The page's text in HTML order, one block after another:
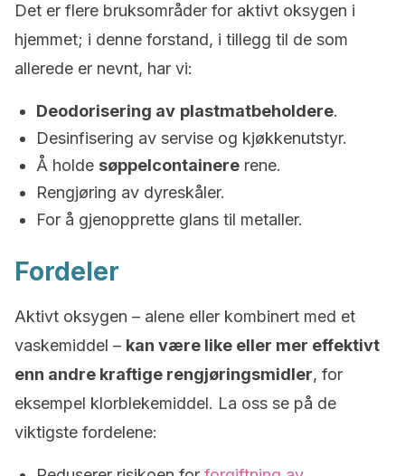
Det er flere bruksområder for aktivt oksygen i
hjemmet; i denne forstand, i tillegg til de som
allerede er nevnt, har vi:
Deodorisering av plastmatbeholdere.
Desinfisering av servise og kjøkkenutstyr.
Å holde søppelcontainere rene.
Rengjøring av dyreskåler.
For å gjenopprette glans til metaller.
Fordeler
Aktivt oksygen – alene eller kombinert med et
vaskemiddel – kan være like eller mer effektivt
enn andre kraftige rengjøringsmidler, for
eksempel klorblekemiddel. La oss se på de
viktigste fordelene: